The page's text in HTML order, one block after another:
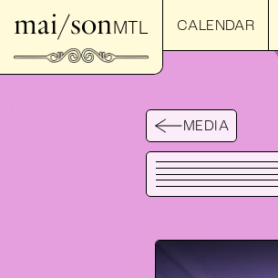
mai/son MTL CALENDAR
MEDIA